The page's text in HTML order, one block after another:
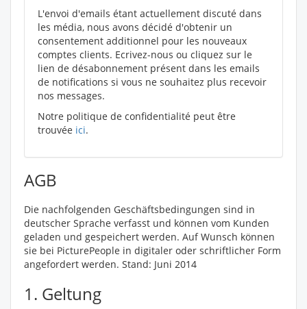
L'envoi d'emails étant actuellement discuté dans
les média, nous avons décidé d'obtenir un
consentement additionnel pour les nouveaux
comptes clients. Ecrivez-nous ou cliquez sur le
lien de désabonnement présent dans les emails
de notifications si vous ne souhaitez plus recevoir
nos messages.
Notre politique de confidentialité peut être
trouvée ici.
AGB
Die nachfolgenden Geschäftsbedingungen sind in
deutscher Sprache verfasst und können vom Kunden
geladen und gespeichert werden. Auf Wunsch können
sie bei PicturePeople in digitaler oder schriftlicher Form
angefordert werden. Stand: Juni 2014
1. Geltung